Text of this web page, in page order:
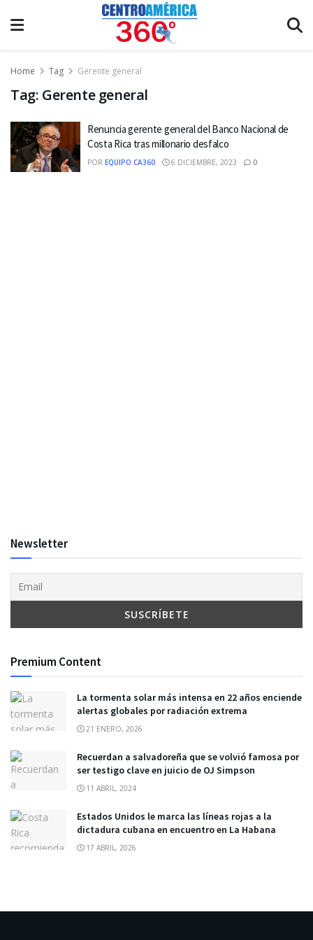
Home Tag Gerente general
Tag: Gerente general
Renuncia gerente general del Banco Nacional de
Costa Rica tras millonario desfalco
POR EQUIPO CA360 6 DICIEMBRE, 2023 0
Newsletter
Premium Content
La tormenta solar más intensa en 22 años enciende
alertas globales por radiación extrema
21 ENERO, 2026
Recuerdan a salvadoreña que se volvió famosa por
ser testigo clave en juicio de OJ Simpson
11 ABRIL, 2024
Estados Unidos le marca las líneas rojas a la
dictadura cubana en encuentro en La Habana
17 ABRIL, 2026